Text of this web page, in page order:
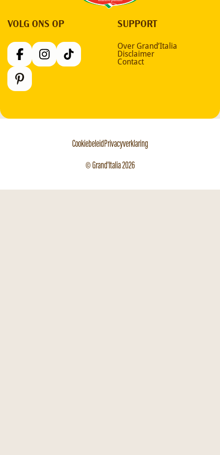
VOLG ONS OP SUPPORT
Over Grand’Italia
Disclaimer
Contact
CookiebeleidPrivacyverklaring
© Grand'Italia 2026